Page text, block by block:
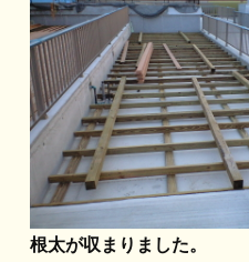
根太が収まりました。